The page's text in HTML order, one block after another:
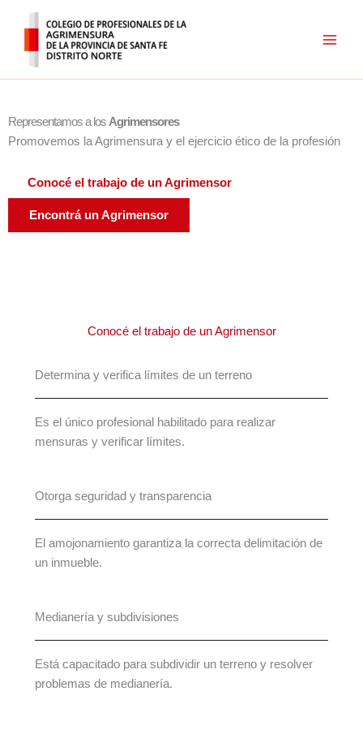
contenido
Representamos a los Agrimensores
Promovemos la Agrimensura y el ejercicio ético de la profesión
Conocé el trabajo de un Agrimensor
Encontrá un Agrimensor
Conocé el trabajo de un Agrimensor
Determina y verifica límites de un terreno
Es el único profesional habilitado para realizar
mensuras y verificar límites.
Otorga seguridad y transparencia
El amojonamiento garantiza la correcta delimitación de
un inmueble.
Medianería y subdivisiones
Está capacitado para subdividir un terreno y resolver
problemas de medianería.